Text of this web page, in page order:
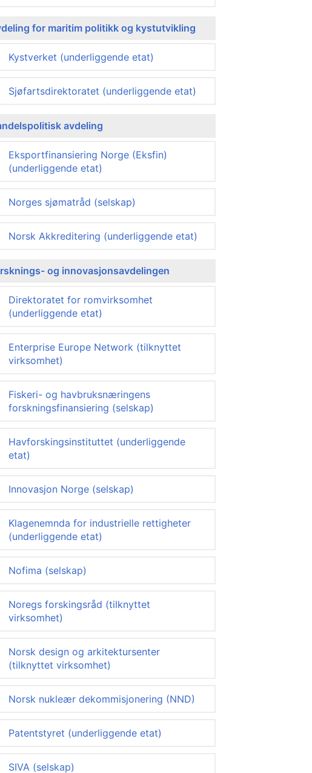
for maritim politikk og kystutvikling
Kystverket (underliggende etat)
Sjøfartsdirektoratet (underliggende etat)
avdeling
Eksportfinansiering Norge (Eksfin)
(underliggende etat)
Norges sjømatråd (selskap)
Norsk Akkreditering (underliggende etat)
og innovasjonsavdelingen
Direktoratet for romvirksomhet
(underliggende etat)
Enterprise Europe Network (tilknyttet
virksomhet)
Fiskeri- og havbruksnæringens
forskningsfinansiering (selskap)
Havforskingsinstituttet (underliggende
etat)
Innovasjon Norge (selskap)
Klagenemnda for industrielle rettigheter
(underliggende etat)
Nofima (selskap)
Noregs forskingsråd (tilknyttet
virksomhet)
Norsk design og arkitektursenter
(tilknyttet virksomhet)
Norsk nukleær dekommisjonering (NND)
Patentstyret (underliggende etat)
SIVA (selskap)